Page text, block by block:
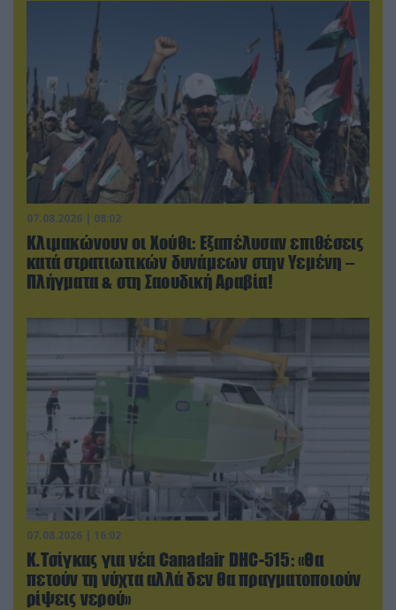
07.08.2026 | 08:02
Κλιμακώνουν οι Χούθι: Eξαπέλυσαν επιθέσεις
κατά στρατιωτικών δυνάμεων στην Υεμένη –
Πλήγματα & στη Σαουδική Αραβία!
07.08.2026 | 16:02
Κ.Τσίγκας για νέα Canadair DHC-515: «Θα
πετούν τη νύχτα αλλά δεν θα πραγματοποιούν
ρίψεις νερού»